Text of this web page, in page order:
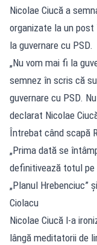
Nicolae Ciucă a
organizate la un post
la guvernare cu PSD.
„Nu vom mai fi la
semnez în scris că
guvernare cu PSD.
declarat Nicolae
Întrebat când scapă
„Prima dată se
definitivează totul pe
„Planul Hrebenciuc”
Ciolacu
Nicolae Ciucă l-a
lângă meditatorii de